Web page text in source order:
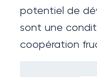
potentiel de
sont une
coopération